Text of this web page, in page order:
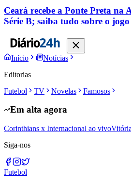
Ceará recebe a Ponte Preta na
Série B; saiba tudo sobre o jogo
Início
Notícias
Editorias
Futebol
TV Novelas Famosos
Em alta agora
Corinthians x Internacional ao vivo
Siga-nos
Futebol